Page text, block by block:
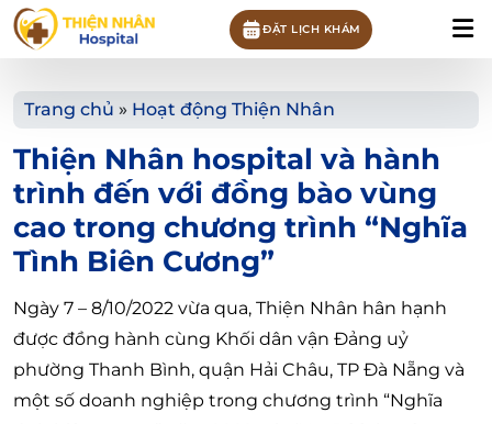
ĐẶT LỊCH KHÁM
Trang chủ » Hoạt động Thiện Nhân
Thiện Nhân hospital và hành
trình đến với đồng bào vùng
cao trong chương trình “Nghĩa
Tình Biên Cương”
Ngày 7 – 8/10/2022 vừa qua, Thiện Nhân hân hạnh
được đồng hành cùng Khối dân vận Đảng uỷ
phường Thanh Bình, quận Hải Châu, TP Đà Nẵng và
một số doanh nghiệp trong chương trình “Nghĩa